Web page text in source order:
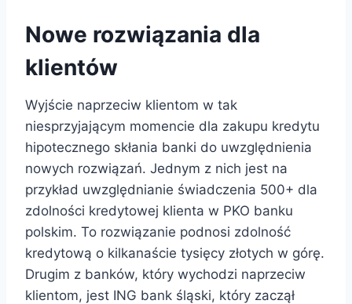
Nowe rozwiązania dla
klientów
Wyjście naprzeciw klientom w tak
niesprzyjającym momencie dla zakupu kredytu
hipotecznego skłania banki do uwzględnienia
nowych rozwiązań. Jednym z nich jest na
przykład uwzględnianie świadczenia 500+ dla
zdolności kredytowej klienta w PKO banku
polskim. To rozwiązanie podnosi zdolność
kredytową o kilkanaście tysięcy złotych w górę.
Drugim z banków, który wychodzi naprzeciw
klientom, jest ING bank śląski, który zaczął